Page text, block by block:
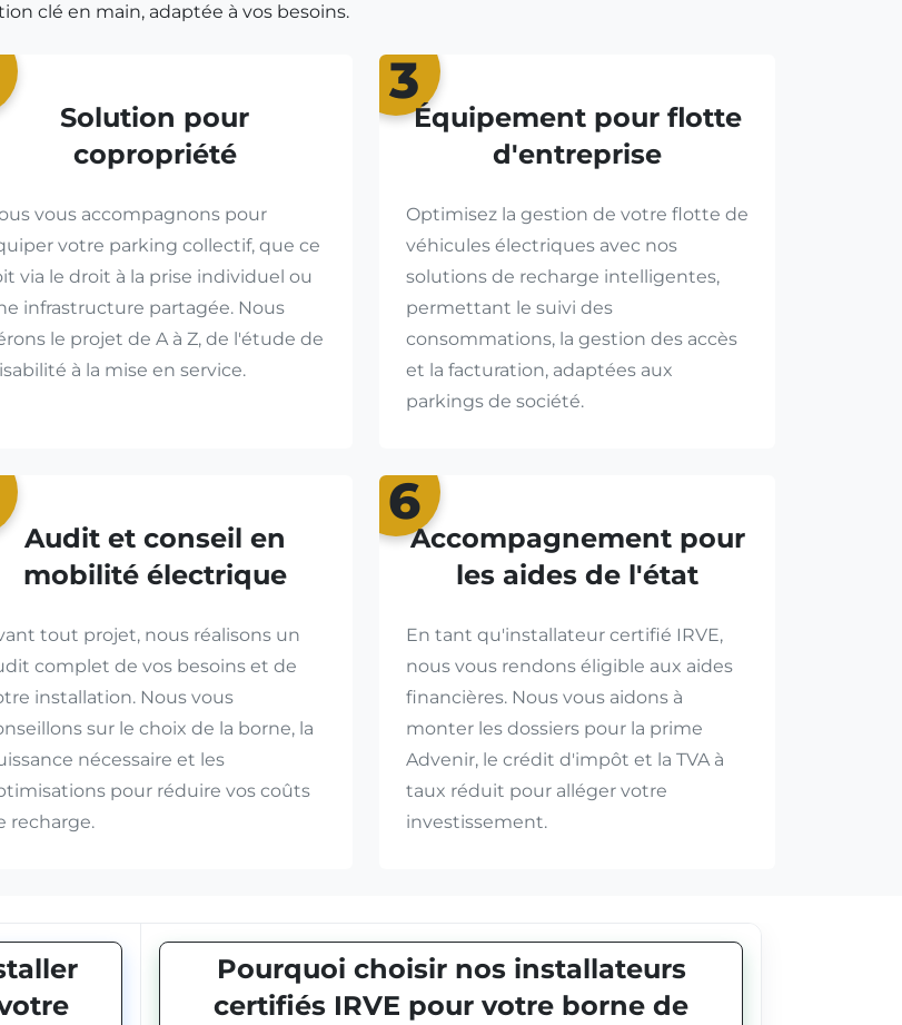
clé en main, adaptée à vos besoins.
Solution pour
copropriété
vous accompagnons pour
votre parking collectif, que ce
via le droit à la prise individuel ou
infrastructure partagée. Nous
le projet de A à Z, de l'étude de
à la mise en service.
3
Équipement pour flotte
d'entreprise
Optimisez la gestion de votre flotte de
véhicules électriques avec nos
solutions de recharge intelligentes,
permettant le suivi des
consommations, la gestion des accès
et la facturation, adaptées aux
parkings de société.
Audit et conseil en
mobilité électrique
tout projet, nous réalisons un
complet de vos besoins et de
installation. Nous vous
sur le choix de la borne, la
nécessaire et les
pour réduire vos coûts
recharge.
6
Accompagnement pour
les aides de l'état
En tant qu'installateur certifié IRVE,
nous vous rendons éligible aux aides
financières. Nous vous aidons à
monter les dossiers pour la prime
Advenir, le crédit d'impôt et la TVA à
taux réduit pour alléger votre
investissement.
Pourquoi choisir nos installateurs
certifiés IRVE pour votre borne de